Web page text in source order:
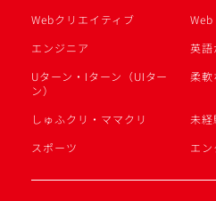
Webクリエイティブ
Web
エンジニア
英語
Uターン・Iターン（UIター
ン）
柔軟
しゅふクリ・ママクリ
未経
スポーツ
エン